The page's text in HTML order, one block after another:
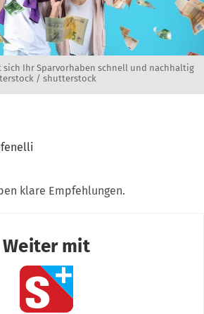
sich Ihr Sparvorhaben schnell und nachhaltig
/ shutterstock
klare Empfehlungen.